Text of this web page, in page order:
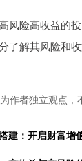
风险高收益的
了解其风险和
作者独立观点，
建：开启财富增